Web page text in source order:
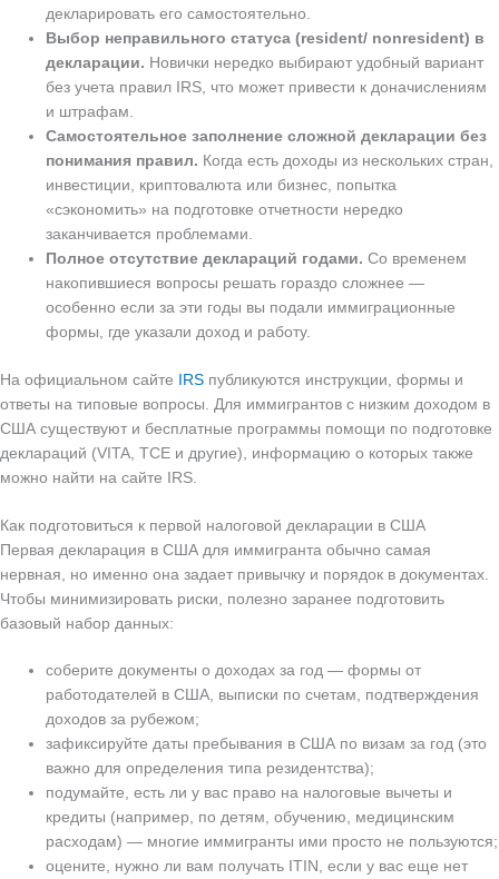
декларировать его самостоятельно.
Выбор неправильного статуса (resident/ nonresident) в
декларации. Новички нередко выбирают удобный вариант
без учета правил IRS, что может привести к доначислениям
и штрафам.
Самостоятельное заполнение сложной декларации без
понимания правил. Когда есть доходы из нескольких стран,
инвестиции, криптовалюта или бизнес, попытка
«сэкономить» на подготовке отчетности нередко
заканчивается проблемами.
Полное отсутствие деклараций годами. Со временем
накопившиеся вопросы решать гораздо сложнее —
особенно если за эти годы вы подали иммиграционные
формы, где указали доход и работу.
На официальном сайте IRS публикуются инструкции, формы и
ответы на типовые вопросы. Для иммигрантов с низким доходом в
США существуют и бесплатные программы помощи по подготовке
деклараций (VITA, TCE и другие), информацию о которых также
можно найти на сайте IRS.
Как подготовиться к первой налоговой декларации в США
Первая декларация в США для иммигранта обычно самая
нервная, но именно она задает привычку и порядок в документах.
Чтобы минимизировать риски, полезно заранее подготовить
базовый набор данных:
соберите документы о доходах за год — формы от
работодателей в США, выписки по счетам, подтверждения
доходов за рубежом;
зафиксируйте даты пребывания в США по визам за год (это
важно для определения типа резидентства);
подумайте, есть ли у вас право на налоговые вычеты и
кредиты (например, по детям, обучению, медицинским
расходам) — многие иммигранты ими просто не пользуются;
оцените, нужно ли вам получать ITIN, если у вас еще нет